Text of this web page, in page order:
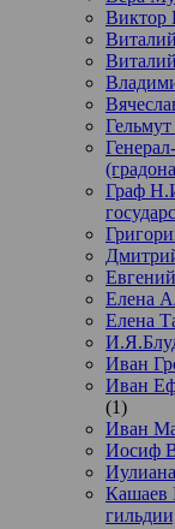
Виктор
Граф
Елена
Елена
Иван
Иван
(1)
Иван
Иосиф
Кашаев